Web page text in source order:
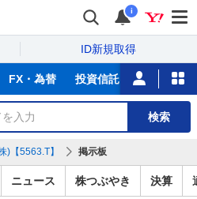
i
ID新規取得
FX・為替 投資信託 ニュース
検索
)【5563.T】 掲示板
ニュース 株つぶやき 決算